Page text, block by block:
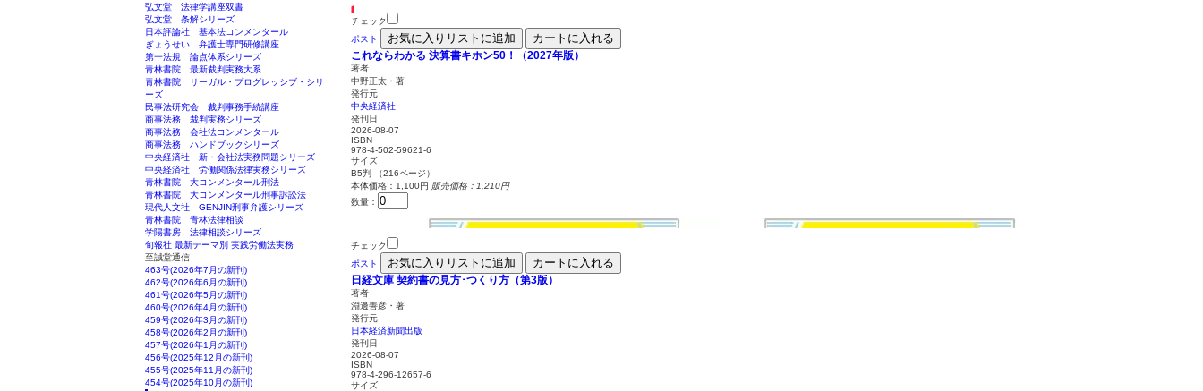
チェック
ポスト
お気に入りリストに追加 カートに入れる
これならわかる 決算書キホン50！（2027年版）
著者
中野正太・著
発行元
中央経済社
発刊日
2026-08-07
ISBN
978-4-502-59621-6
サイズ
B5判 （216ページ）
本体価格：1,100円 販売価格：1,210円
数量：
チェック
ポスト
お気に入りリストに追加 カートに入れる
日経文庫 契約書の見方･つくり方（第3版）
著者
淵邊善彦・著
発行元
日本経済新聞出版
発刊日
2026-08-07
ISBN
978-4-296-12657-6
サイズ
弘文堂 法律学講座双書
弘文堂 条解シリーズ
日本評論社 基本法コンメンタール
ぎょうせい 弁護士専門研修講座
第一法規 論点体系シリーズ
青林書院 最新裁判実務大系
青林書院 リーガル・プログレッシブ・シリ
ーズ
民事法研究会 裁判事務手続講座
商事法務 裁判実務シリーズ
商事法務 会社法コンメンタール
商事法務 ハンドブックシリーズ
中央経済社 新・会社法実務問題シリーズ
中央経済社 労働関係法律実務シリーズ
青林書院 大コンメンタール刑法
青林書院 大コンメンタール刑事訴訟法
現代人文社 GENJIN刑事弁護シリーズ
青林書院 青林法律相談
学陽書房 法律相談シリーズ
旬報社 最新テーマ別 実践労働法実務
至誠堂通信
463号(2026年7月の新刊)
462号(2026年6月の新刊)
461号(2026年5月の新刊)
460号(2026年4月の新刊)
459号(2026年3月の新刊)
458号(2026年2月の新刊)
457号(2026年1月の新刊)
456号(2025年12月の新刊)
455号(2025年11月の新刊)
454号(2025年10月の新刊)